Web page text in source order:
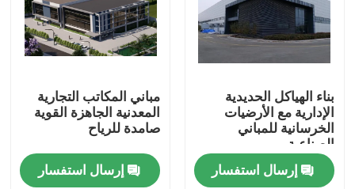
أشرطة فيديو
معلومات عنا
جولة في المعمل
رقابة جودة
بناء الهياكل الحديدية
الإدارية مع الأرضيات
الخرسانية للمباني
الصناعية
إرسال استفسار
مباني المكاتب التجارية
المعدنية الجاهزة القوية
صامدة للرياح
إرسال استفسار